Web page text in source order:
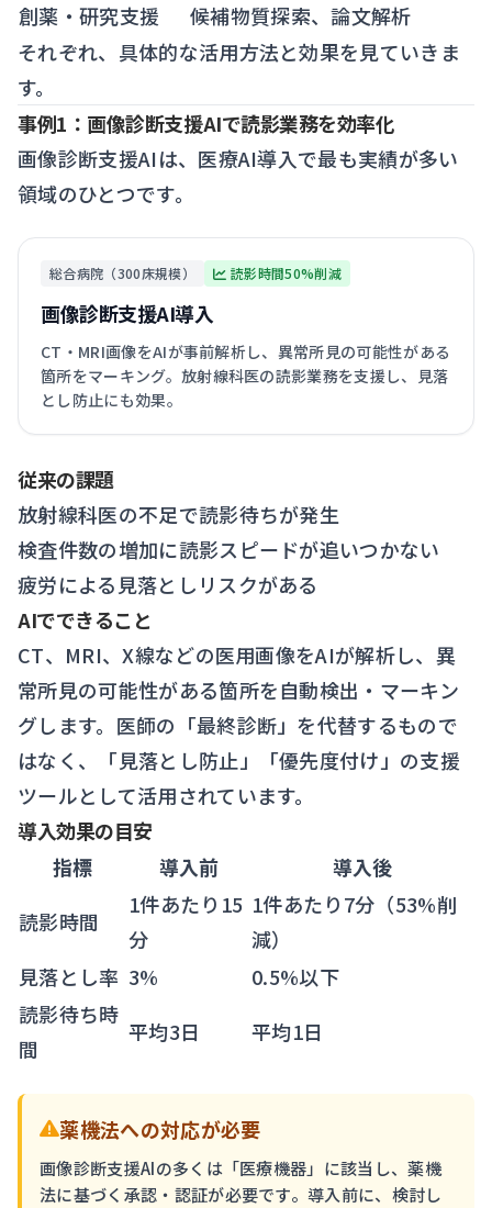
創薬・研究支援
候補物質探索、論文解析
それぞれ、具体的な活用方法と効果を見ていきま
す。
事例1：画像診断支援AIで読影業務を効率化
画像診断支援AIは、医療AI導入で最も実績が多い
領域のひとつです。
総合病院（300床規模） 読影時間50%削減
画像診断支援AI導入
CT・MRI画像をAIが事前解析し、異常所見の可能性がある
箇所をマーキング。放射線科医の読影業務を支援し、見落
とし防止にも効果。
従来の課題
放射線科医の不足で読影待ちが発生
検査件数の増加に読影スピードが追いつかない
疲労による見落としリスクがある
AIでできること
CT、MRI、X線などの医用画像をAIが解析し、異
常所見の可能性がある箇所を自動検出・マーキン
グします。医師の「最終診断」を代替するもので
はなく、「見落とし防止」「優先度付け」の支援
ツールとして活用されています。
導入効果の目安
指標
導入前
導入後
読影時間
1件あたり15
分
1件あたり7分（53%削
減）
見落とし率 3%
0.5%以下
読影待ち時
間
平均3日 平均1日
薬機法への対応が必要
画像診断支援AIの多くは「医療機器」に該当し、薬機
法に基づく承認・認証が必要です。導入前に、検討し